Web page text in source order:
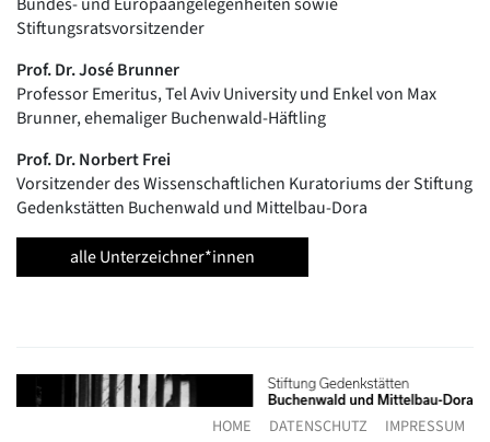
Stiftungsratsvorsitzender
Prof. Dr. José Brunner
Professor Emeritus, Tel Aviv University und Enkel von Max
Brunner, ehemaliger Buchenwald-Häftling
Prof. Dr. Norbert Frei
Vorsitzender des Wissenschaftlichen Kuratoriums der Stiftung
Gedenkstätten Buchenwald und Mittelbau-Dora
alle Unterzeichner*innen
HOME DATENSCHUTZ IMPRESSUM